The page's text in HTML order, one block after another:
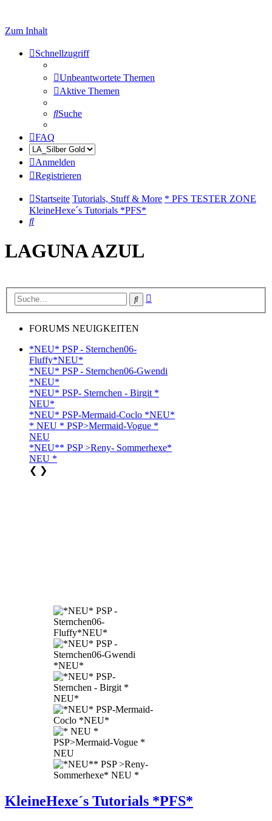
Zum Inhalt
Schnellzugriff
Unbeantwortete Themen
Aktive Themen
Suche
FAQ
Anmelden
Registrieren
Startseite Tutorials, Stuff & More * PFS TESTER ZONE
KleineHexe´s Tutorials *PFS*
Suche
LAGUNA AZUL
Suche
FORUMS NEUIGKEITEN
*NEU* PSP - Sternchen06-
Fluffy*NEU*
*NEU* PSP - Sternchen06-Gwendi
*NEU*
*NEU* PSP- Sternchen - Birgit *
NEU*
*NEU* PSP-Mermaid-Coclo *NEU*
* NEU * PSP>Mermaid-Vogue *
NEU
*NEU** PSP >Reny- Sommerhexe*
NEU *
❮ ❯
KleineHexe´s Tutorials *PFS*